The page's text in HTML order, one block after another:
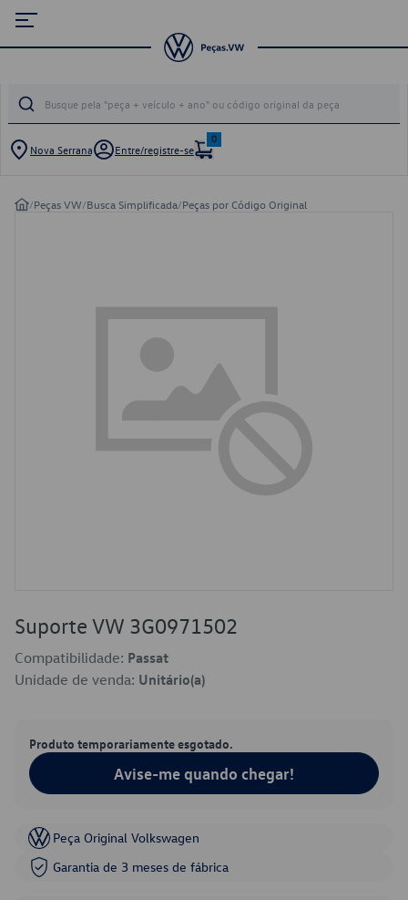
Nova Serrana Entre/registre-se
0
/Peças VW/Busca Simplificada/Peças por Código Original
Suporte VW 3G0971502
Compatibilidade: Passat
Unidade de venda: Unitário(a)
Produto temporariamente esgotado.
Avise-me quando chegar!
Peça Original Volkswagen
Garantia de 3 meses de fábrica